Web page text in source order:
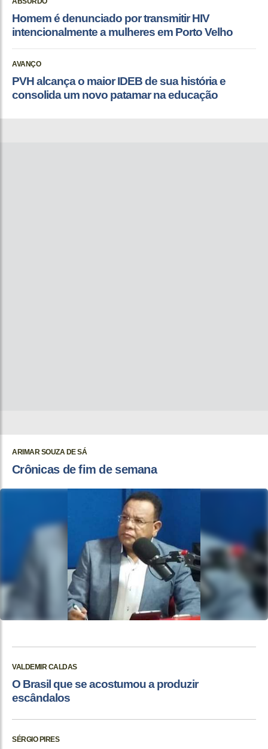
Homem é denunciado por transmitir HIV
intencionalmente a mulheres em Porto Velho
AVANÇO
PVH alcança o maior IDEB de sua história e
consolida um novo patamar na educação
ARIMAR SOUZA DE SÁ
Crônicas de fim de semana
VALDEMIR CALDAS
O Brasil que se acostumou a produzir
escândalos
SÉRGIO PIRES